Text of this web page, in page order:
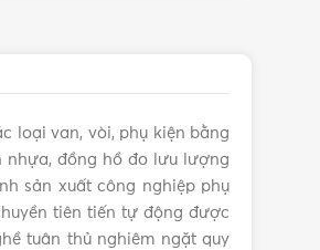
loại van, vòi, phụ kiện bằng
nhựa, đồng hồ đo lưu lượng
sản xuất công nghiệp phụ
tiên tiến tự động được
tuân thủ nghiêm ngặt quy